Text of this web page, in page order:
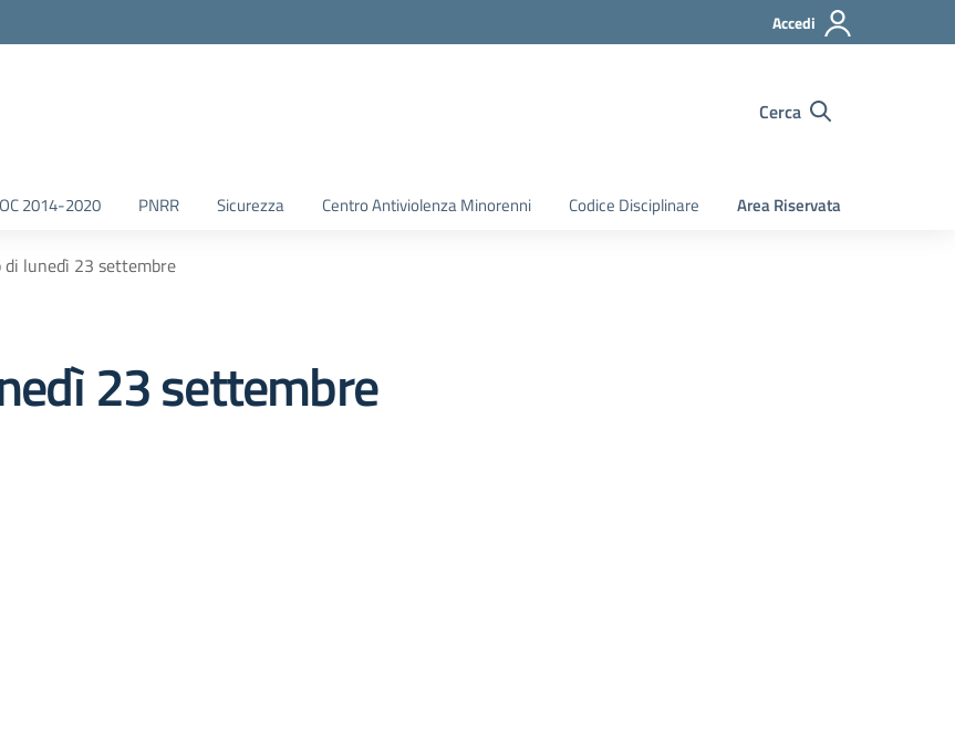
Accedi
Cerca
2014-2020 PNRR Sicurezza Centro Antiviolenza Minorenni Codice Disciplinare Area Riservata
lunedì 23 settembre
23 settembre